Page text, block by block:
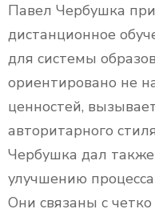
Павел Чербушка
дистанционное
для системы
ориентировано не
ценностей,
авторитарного
Чербушка дал
улучшению
Они связаны с